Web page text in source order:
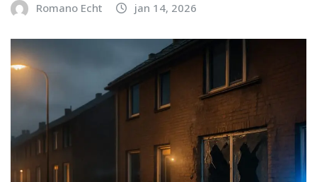
Romano Echt jan 14, 2026